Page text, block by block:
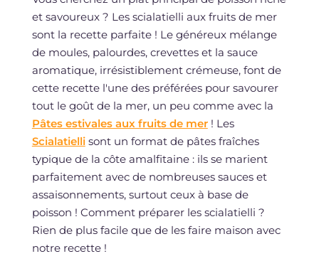
et savoureux ? Les scialatielli aux fruits de mer
sont la recette parfaite ! Le généreux mélange
de moules, palourdes, crevettes et la sauce
aromatique, irrésistiblement crémeuse, font de
cette recette l'une des préférées pour savourer
tout le goût de la mer, un peu comme avec la
Pâtes estivales aux fruits de mer! Les
Scialatiellisont un format de pâtes fraîches
typique de la côte amalfitaine : ils se marient
parfaitement avec de nombreuses sauces et
assaisonnements, surtout ceux à base de
poisson ! Comment préparer les scialatielli ?
Rien de plus facile que de les faire maison avec
notre recette !